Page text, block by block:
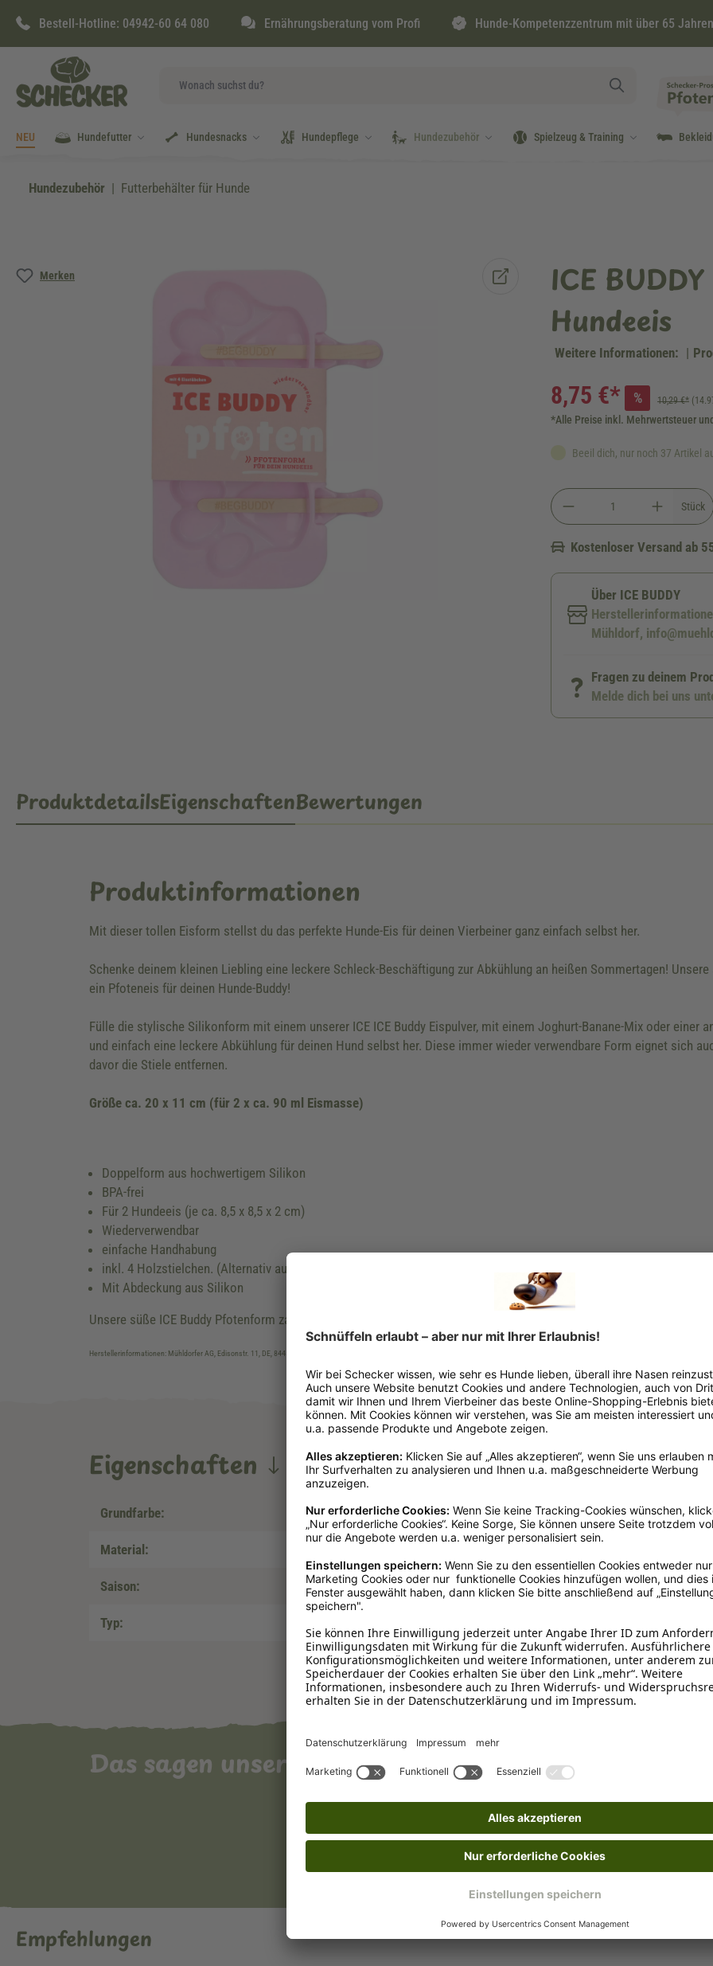
Zur Hauptnavigation springen
Bestell-Hotline: 04942-60 64 080 Ernährungsberatung vom Profi Hunde-Kompetenzzentrum mit über 65
NEU Hundefutter Hundesnacks Hundepflege Hundezubehör Spielzeug & Training
Hundezubehör Futterbehälter für Hunde
Merken
Bildergalerie überspringen
ICE
Hundeeis
Weitere Informationen: |
8,75 €* % 10,29 €*
*Alle Preise inkl. Mehrwertsteuer
Beeil dich, nur noch 37 Artikel
Stück
Kostenloser Versand ab
Über ICE BUDDY
Mühldorf,
Fragen zu deinem
Melde dich bei uns
ProduktdetailsEigenschaftenBewertungen
Produktinformationen
Mit dieser tollen Eisform stellst du das perfekte Hunde-Eis für deinen Vierbeiner ganz einfach selbst her.
Schenke deinem kleinen Liebling eine leckere Schleck-Beschäftigung zur Abkühlung an heißen Sommertagen!
ein Pfoteneis für deinen Hunde-Buddy!
Fülle die stylische Silikonform mit einem unserer ICE ICE Buddy Eispulver, mit einem Joghurt-Banane-Mix oder einer
und einfach eine leckere Abkühlung für deinen Hund selbst her. Diese immer wieder verwendbare Form eignet sich
davor die Stiele entfernen.
Größe ca. 20 x 11 cm (für 2 x ca. 90 ml Eismasse)
Doppelform aus hochwertigem Silikon
BPA-frei
Für 2 Hundeeis (je ca. 8,5 x 8,5 x 2 cm)
Wiederverwendbar
einfache Handhabung
inkl. 4 Holzstielchen. (Alternativ auch mit dünnen Kausticks anwendbar)
Mit Abdeckung aus Silikon
Unsere süße ICE Buddy Pfotenform zaubert ganz schnell und einfach ein erfrischendes Pfoteneis für deinen Hunde-
Herstellerinformationen: Mühldorfer AG, Edisonstr. 11, DE, 84453, Mühldorf, info@muehldorfer-ag.de
Eigenschaften
Grundfarbe: Rosa
Material:
Saison: Sommer
Typ:
Das sagen unsere Kunden
Empfehlungen